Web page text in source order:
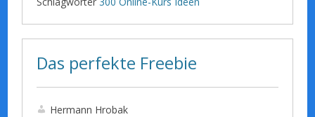
Das perfekte Freebie
Hermann Hrobak